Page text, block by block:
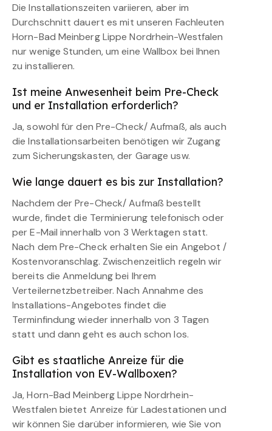
Die Installationszeiten variieren, aber im
Durchschnitt dauert es mit unseren Fachleuten
Horn-Bad Meinberg Lippe Nordrhein-Westfalen
nur wenige Stunden, um eine Wallbox bei Ihnen
zu installieren.
Ist meine Anwesenheit beim Pre-Check
und er Installation erforderlich?
Ja, sowohl für den Pre-Check/ Aufmaß, als auch
die Installationsarbeiten benötigen wir Zugang
zum Sicherungskasten, der Garage usw.
Wie lange dauert es bis zur Installation?
Nachdem der Pre-Check/ Aufmaß bestellt
wurde, findet die Terminierung telefonisch oder
per E-Mail innerhalb von 3 Werktagen statt.
Nach dem Pre-Check erhalten Sie ein Angebot /
Kostenvoranschlag. Zwischenzeitlich regeln wir
bereits die Anmeldung bei Ihrem
Verteilernetzbetreiber. Nach Annahme des
Installations-Angebotes findet die
Terminfindung wieder innerhalb von 3 Tagen
statt und dann geht es auch schon los.
Gibt es staatliche Anreize für die
Installation von EV-Wallboxen?
Ja, Horn-Bad Meinberg Lippe Nordrhein-
Westfalen bietet Anreize für Ladestationen und
wir können Sie darüber informieren, wie Sie von